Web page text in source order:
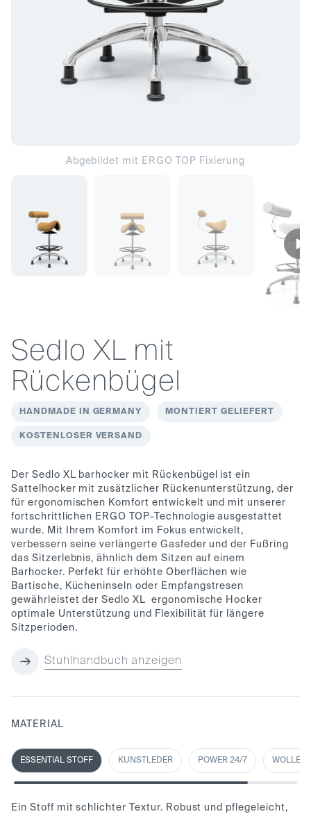
Abgebildet mit ERGO TOP Fixierung
Sedlo XL mit
Rückenbügel
HANDMADE IN GERMANY MONTIERT GELIEFERT
KOSTENLOSER VERSAND
Der Sedlo XL barhocker mit Rückenbügel ist ein
Sattelhocker mit zusätzlicher Rückenunterstützung, der
für ergonomischen Komfort entwickelt und mit unserer
fortschrittlichen ERGO TOP-Technologie ausgestattet
wurde. Mit Ihrem Komfort im Fokus entwickelt,
verbessern seine verlängerte Gasfeder und der Fußring
das Sitzerlebnis, ähnlich dem Sitzen auf einem
Barhocker. Perfekt für erhöhte Oberflächen wie
Bartische, Kücheninseln oder Empfangstresen
gewährleistet der Sedlo XL
ergonomische Hocker
optimale Unterstützung und Flexibilität für längere
Sitzperioden.
Stuhlhandbuch anzeigen
MATERIAL
ESSENTIAL STOFF KUNSTLEDER POWER 24/7 WOLLE
Ein Stoff mit schlichter Textur. Robust und pflegeleicht,